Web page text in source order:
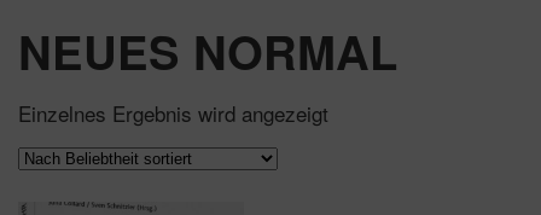
NEUES NORMAL
Einzelnes Ergebnis wird angezeigt